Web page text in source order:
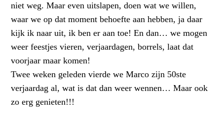
niet weg. Maar even uitslapen, doen wat we willen,
waar we op dat moment behoefte aan hebben, ja daar
kijk ik naar uit, ik ben er aan toe! En dan… we mogen
weer feestjes vieren, verjaardagen, borrels, laat dat
voorjaar maar komen!
Twee weken geleden vierde we Marco zijn 50ste
verjaardag al, wat is dat dan weer wennen… Maar ook
zo erg genieten!!!